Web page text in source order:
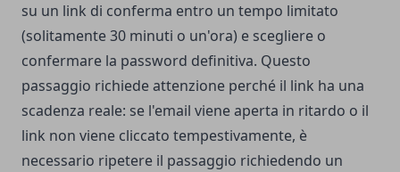
su un link di conferma entro un tempo limitato
(solitamente 30 minuti o un'ora) e scegliere o
confermare la password definitiva. Questo
passaggio richiede attenzione perché il link ha una
scadenza reale: se l'email viene aperta in ritardo o il
link non viene cliccato tempestivamente, è
necessario ripetere il passaggio richiedendo un